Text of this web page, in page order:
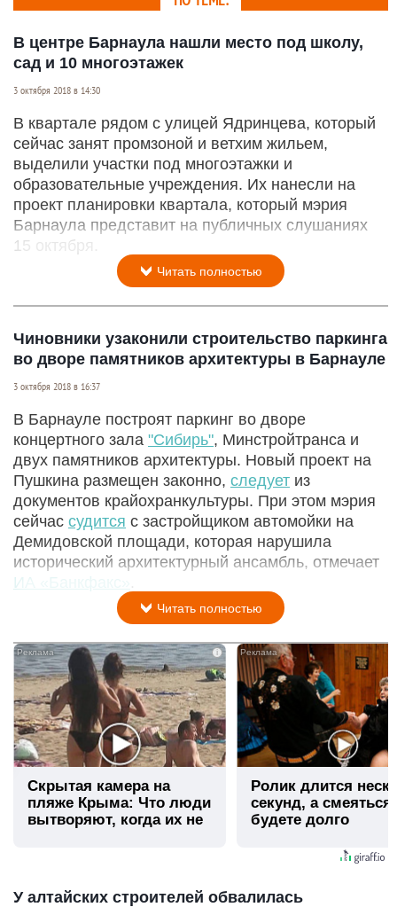
В центре Барнаула нашли место под школу,
сад и 10 многоэтажек
3 октября 2018 в 14:30
В квартале рядом с улицей Ядринцева, который
сейчас занят промзоной и ветхим жильем,
выделили участки под многоэтажки и
образовательные учреждения. Их нанесли на
проект планировки квартала, который мэрия
Барнаула представит на публичных слушаниях
15 октября.
Читать полностью
Чиновники узаконили строительство паркинга
во дворе памятников архитектуры в Барнауле
3 октября 2018 в 16:37
В Барнауле построят паркинг во дворе
концертного зала "Сибирь", Минстройтранса и
двух памятников архитектуры. Новый проект на
Пушкина размещен законно, следует из
документов крайохранкультуры. При этом мэрия
сейчас судится с застройщиком автомойки на
Демидовской площади, которая нарушила
исторический архитектурный ансамбль, отмечает
ИА «Банкфакс»
Читать полностью
i
Скрытая камера на
пляже Крыма: Что люди
вытворяют, когда их не
Ролик длится
секунд, а
будете долго
У алтайских строителей обвалилась